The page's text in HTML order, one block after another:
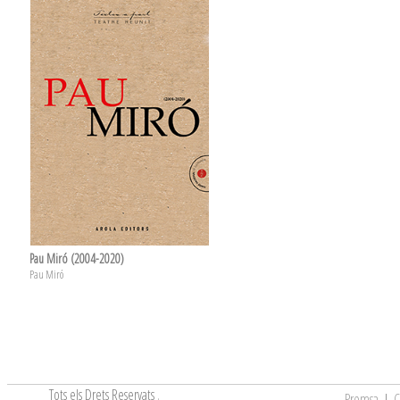
Pau Miró (2004-2020)
Pau Miró
Tots els Drets Reservats.